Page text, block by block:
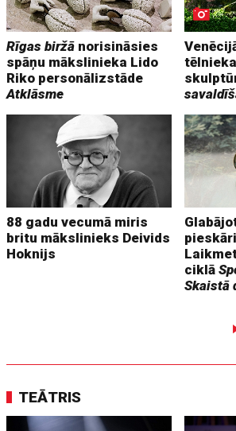
Rīgas biržā norisināsies
spāņu mākslinieka Lido
Riko personālizstāde
Atklāsme
88 gadu vecumā miris
britu mākslinieks Deivids
Hoknijs
ciklā
Skaistā
TEĀTRIS